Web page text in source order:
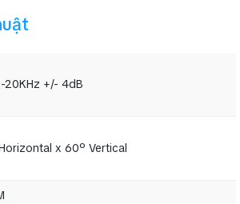
KM-408sử dụng công nghệ phun sơn, ép
chịu được khí hậu khắc nghiệt nóng ẩm
được chế tạo đặc biệt chuyên dùng Bar,
trời ...
nhưng loại loa có lỗ thông hơi phía sau
20KHz +/- 4dB
x 60º Vertical